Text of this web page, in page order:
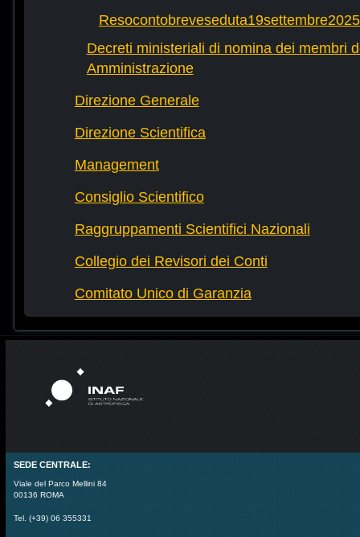
Decreti ministeriali di nomina dei membri
Amministrazione
Direzione Generale
Direzione Scientifica
Management
Consiglio Scientifico
Raggruppamenti Scientifici Nazionali
Collegio dei Revisori dei Conti
Comitato Unico di Garanzia
SEDE CENTRALE:
Viale del Parco Mellini 84
00136 ROMA
Tel. (+39) 06 355331